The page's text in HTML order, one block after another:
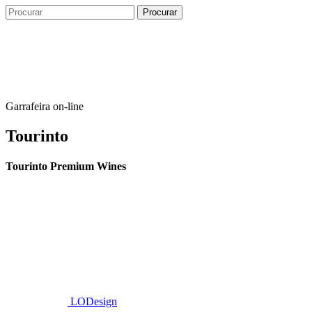
Garrafeira on-line
Tourinto
Tourinto Premium Wines
LODesign